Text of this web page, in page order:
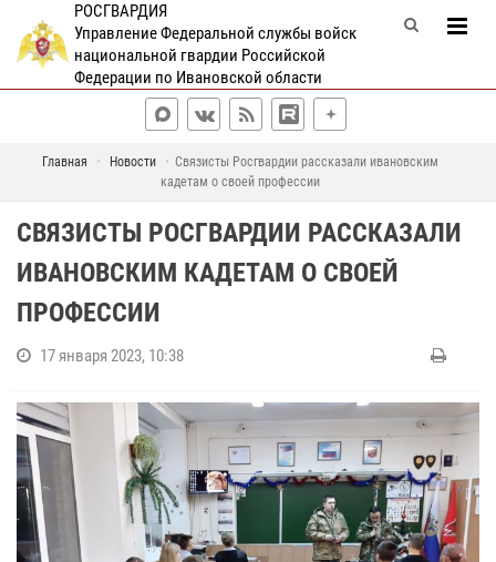
РОСГВАРДИЯ
Управление Федеральной службы войск
национальной гвардии Российской
Федерации по Ивановской области
Главная Новости
Связисты Росгвардии рассказали ивановским
кадетам о своей профессии
СВЯЗИСТЫ РОСГВАРДИИ РАССКАЗАЛИ
ИВАНОВСКИМ КАДЕТАМ О СВОЕЙ
ПРОФЕССИИ
17 января 2023, 10:38